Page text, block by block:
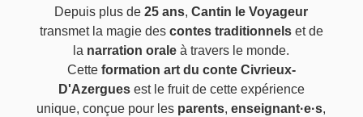
Depuis plus de25 ans,Cantin le Voyageur
transmet la magie des contes traditionnelset de
la narration orale à travers le monde.
Cette formation art du conte Civrieux-
D'Azerguesest le fruit de cette expérience
unique, conçue pour les parents,enseignant·e·s,